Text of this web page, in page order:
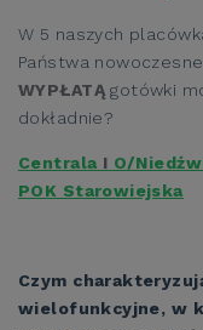
W 5 naszych
Państwa nowoczesne
WYPŁATĄgotówki
dokładnie?
Centrala I O/
POK Starowiejska
Czym
wielofunkcyjne, w